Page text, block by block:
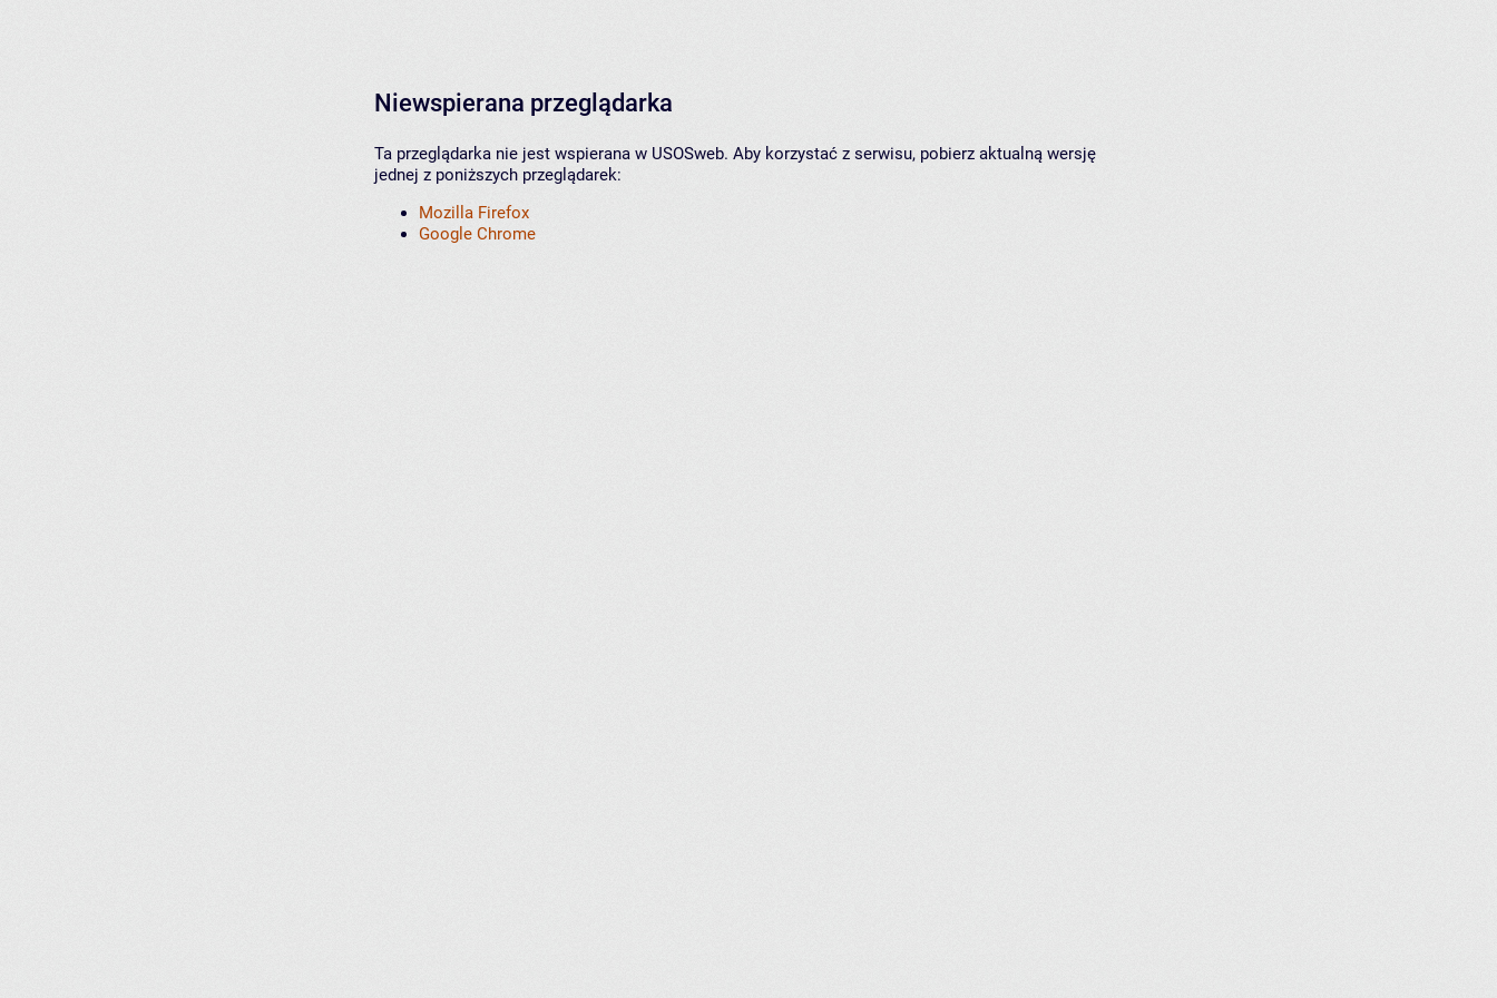
Niewspierana przeglądarka
Ta przeglądarka nie jest wspierana w USOSweb. Aby korzystać z serwisu, pobierz aktualną wersję
jednej z poniższych przeglądarek:
Mozilla Firefox
Google Chrome